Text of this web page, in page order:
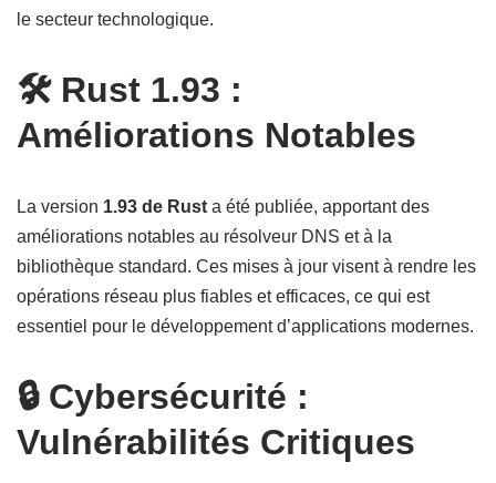
le secteur technologique.
🛠️ Rust 1.93 :
Améliorations Notables
La version 1.93 de Rust a été publiée, apportant des
améliorations notables au résolveur DNS et à la
bibliothèque standard. Ces mises à jour visent à rendre les
opérations réseau plus fiables et efficaces, ce qui est
essentiel pour le développement d’applications modernes.
🔒 Cybersécurité :
Vulnérabilités Critiques